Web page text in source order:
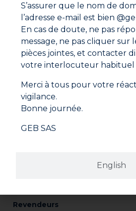
Adresse
95972 ROISSY CDG CEDEX
Revendeurs
English
S’assurer que le nom de
l’adresse e-mail est bien
En cas de doute, ne pas
message, ne pas cliquer sur
pièces jointes, et contacter
votre interlocuteur habituel
Merci à tous pour votre
vigilance.
Bonne journée.
GEB SAS